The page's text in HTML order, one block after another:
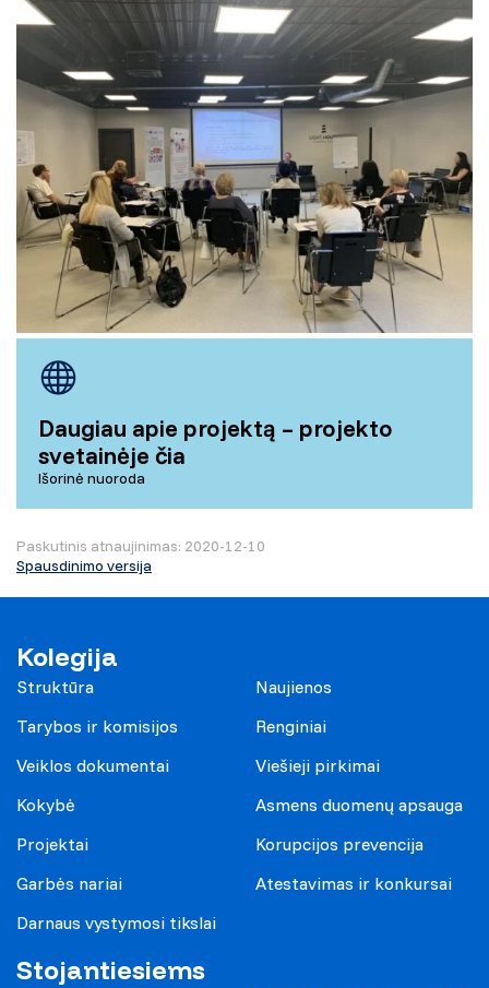
Daugiau apie projektą – projekto
svetainėje čia
Išorinė nuoroda
Paskutinis atnaujinimas: 2020-12-10
Spausdinimo versija
Kolegija
Struktūra
Tarybos ir komisijos
Veiklos dokumentai
Kokybė
Projektai
Garbės nariai
Darnaus vystymosi tikslai
Naujienos
Renginiai
Viešieji pirkimai
Asmens duomenų apsauga
Korupcijos prevencija
Atestavimas ir konkursai
Stojantiesiems